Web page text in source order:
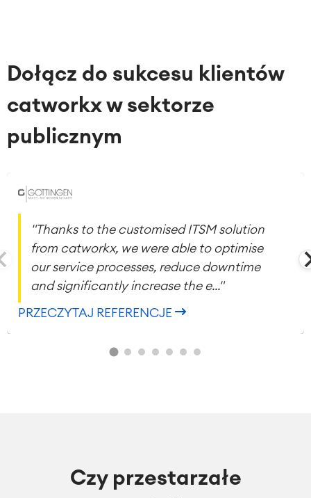
Dołącz do sukcesu klientów
catworkx w sektorze
publicznym
"Thanks to the customised ITSM solution
from catworkx, we were able to optimise
our service processes, reduce downtime
and significantly increase the e..."
PRZECZYTAJ REFERENCJE
Czy przestarzałe